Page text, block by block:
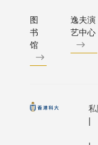
图
书
馆
逸夫演
艺中心